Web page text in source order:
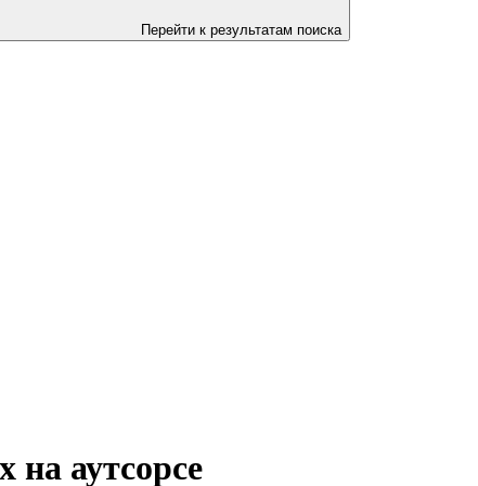
Перейти к результатам поиска
на аутсорсе